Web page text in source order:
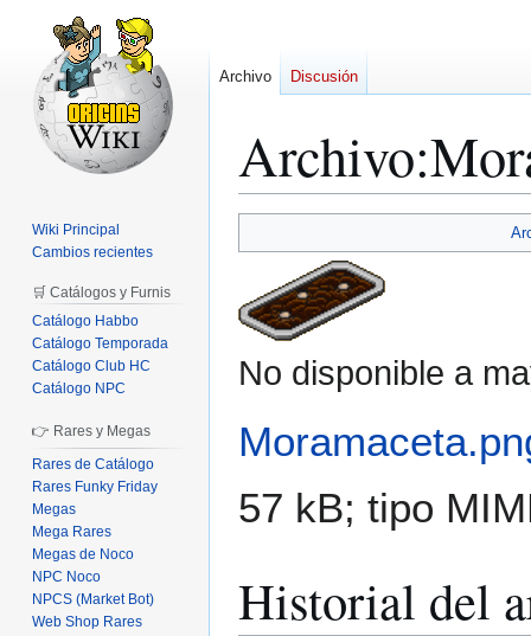
Archivo:
a
navegación
a
búsqueda
No disponible a
57 kB; tipo
Historial del
Archivo Discusión
Wiki Principal
Cambios recientes
🛒 Catálogos y Furnis
Catálogo Habbo
Catálogo Temporada
Catálogo Club HC
Catálogo NPC
👉 Rares y Megas
Rares de Catálogo
Rares Funky Friday
Megas
Mega Rares
Megas de Noco
NPC Noco
NPCS (Market Bot)
Web Shop Rares